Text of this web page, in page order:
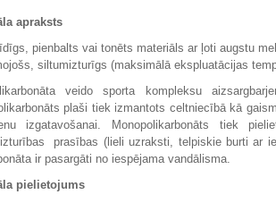
apraksts
pienbalts vai tonēts materiāls ar ļoti augstu
siltumizturīgs (maksimālā ekspluatācijas
veido sporta kompleksu
plaši tiek izmantots celtniecībā kā
izgatavošanai. Monopolikarbonāts tiek
prasības (lieli uzraksti, telpiskie burti ar
ir pasargāti no iespējama vandālisma.
pielietojums